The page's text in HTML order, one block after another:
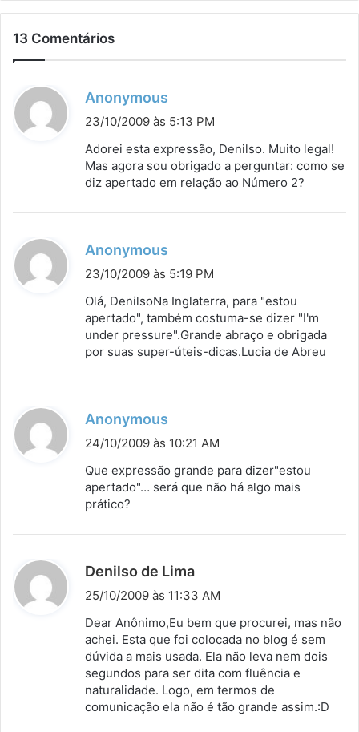
13 Comentários
Anonymous
i
s
e
23/10/2009 às 5:13 PM
Adorei esta expressão, Denilso. Muito legal!
Mas agora sou obrigado a perguntar: como se
diz apertado em relação ao Número 2?
Anonymous
i
s
e
:
23/10/2009 às 5:19 PM
Olá, DenilsoNa Inglaterra, para "estou
apertado", também costuma-se dizer "I'm
under pressure".Grande abraço e obrigada
por suas super-úteis-dicas.Lucia de Abreu
Anonymous
i
s
24/10/2009 às 10:21 AM
Que expressão grande para dizer"estou
apertado"… será que não há algo mais
prático?
Denilso de Lima
i
s
e
:
25/10/2009 às 11:33 AM
Dear Anônimo,Eu bem que procurei, mas não
achei. Esta que foi colocada no blog é sem
dúvida a mais usada. Ela não leva nem dois
segundos para ser dita com fluência e
naturalidade. Logo, em termos de
comunicação ela não é tão grande assim.:D